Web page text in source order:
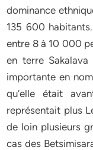
dominance
135 600
entre 8 à 10 000
en terre
importante en
qu’elle était
représentait plus
de loin plusieurs
cas des